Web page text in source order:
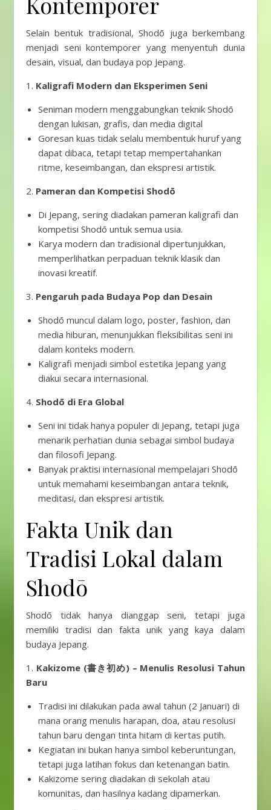
Selain bentuk tradisional, Shodō juga berkembang
menjadi seni kontemporer yang menyentuh dunia
desain, visual, dan budaya pop Jepang.
1. Kaligrafi Modern dan Eksperimen Seni
Seniman modern menggabungkan teknik Shodō
dengan lukisan, grafis, dan media digital
Goresan kuas tidak selalu membentuk huruf yang
dapat dibaca, tetapi tetap mempertahankan
ritme, keseimbangan, dan ekspresi artistik.
2. Pameran dan Kompetisi Shodō
Di Jepang, sering diadakan pameran kaligrafi dan
kompetisi Shodō untuk semua usia.
Karya modern dan tradisional dipertunjukkan,
memperlihatkan perpaduan teknik klasik dan
inovasi kreatif.
3. Pengaruh pada Budaya Pop dan Desain
Shodō muncul dalam logo, poster, fashion, dan
media hiburan, menunjukkan fleksibilitas seni ini
dalam konteks modern.
Kaligrafi menjadi simbol estetika Jepang yang
diakui secara internasional.
4. Shodō di Era Global
Seni ini tidak hanya populer di Jepang, tetapi juga
menarik perhatian dunia sebagai simbol budaya
dan filosofi Jepang.
Banyak praktisi internasional mempelajari Shodō
untuk memahami keseimbangan antara teknik,
meditasi, dan ekspresi artistik.
Fakta Unik dan
Tradisi Lokal dalam
Shodō
Shodō tidak hanya dianggap seni, tetapi juga
memiliki tradisi dan fakta unik yang kaya dalam
budaya Jepang.
1. Kakizome (書き初め) – Menulis Resolusi Tahun
Baru
Tradisi ini dilakukan pada awal tahun (2 Januari) di
mana orang menulis harapan, doa, atau resolusi
tahun baru dengan tinta hitam di kertas putih.
Kegiatan ini bukan hanya simbol keberuntungan,
tetapi juga latihan fokus dan ketenangan batin.
Kakizome sering diadakan di sekolah atau
komunitas, dan hasilnya kadang dipamerkan.